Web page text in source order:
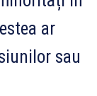
ar
sau